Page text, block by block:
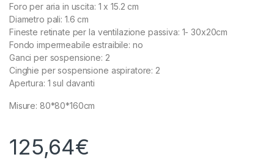
Foro per aria in uscita: 1 x 15.2 cm
Diametro pali: 1.6 cm
Fineste retinate per la ventilazione passiva: 1- 30x20cm
Fondo impermeabile estraibile: no
Ganci per sospensione: 2
Cinghie per sospensione aspiratore: 2
Apertura: 1 sul davanti
Misure: 80*80*160cm
125,64€